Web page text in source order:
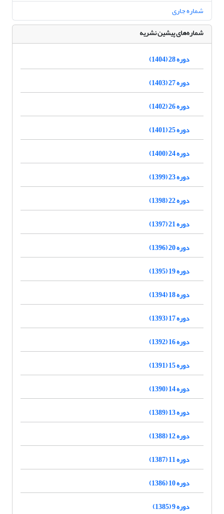
شماره جاری
شماره‌های پیشین نشریه
دوره 28 (1404)
دوره 27 (1403)
دوره 26 (1402)
دوره 25 (1401)
دوره 24 (1400)
دوره 23 (1399)
دوره 22 (1398)
دوره 21 (1397)
دوره 20 (1396)
دوره 19 (1395)
دوره 18 (1394)
دوره 17 (1393)
دوره 16 (1392)
دوره 15 (1391)
دوره 14 (1390)
دوره 13 (1389)
دوره 12 (1388)
دوره 11 (1387)
دوره 10 (1386)
دوره 9 (1385)